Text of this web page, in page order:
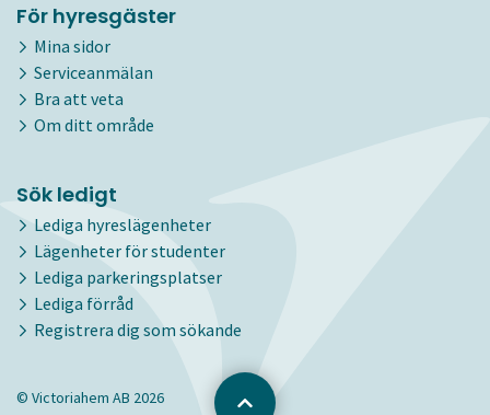
För hyresgäster
Mina sidor
Serviceanmälan
Bra att veta
Om ditt område
Sök ledigt
Lediga hyreslägenheter
Lägenheter för studenter
Lediga parkeringsplatser
Lediga förråd
Registrera dig som sökande
© Victoriahem AB 2026